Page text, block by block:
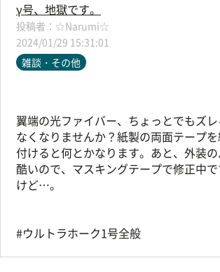
γ号、地獄です。
☆Narumi☆
2024/01/29 15:31:01
雑談・その他
翼端の光ファイバー、ちょっとでもズ
なくなりませんか？紙製の両面テープ
付けると何とかなります。あと、外装
酷いので、マスキングテープで修正中
けど…。
#ウルトラホーク1号全般